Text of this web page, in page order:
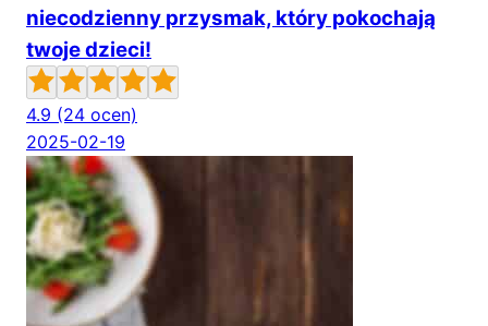
niecodzienny przysmak, który pokochają
twoje dzieci!
4.9 (24 ocen)
2025-02-19